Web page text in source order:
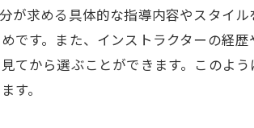
が求める具体的な指導内容やスタイ
です。また、インストラクターの経
てから選ぶことができます。このよ
す。